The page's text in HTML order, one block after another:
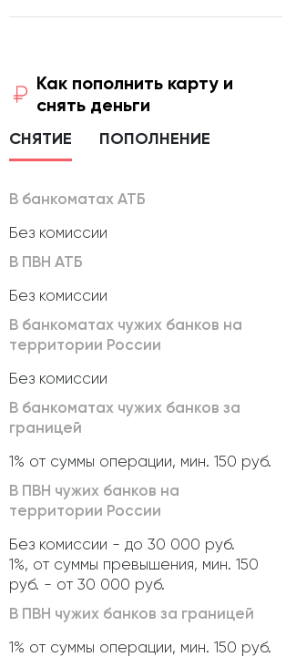
Как пополнить карту и
снять деньги
СНЯТИЕ ПОПОЛНЕНИЕ
В банкоматах АТБ
Без комиссии
В ПВН АТБ
Без комиссии
В банкоматах чужих банков на
территории России
Без комиссии
В банкоматах чужих банков за
границей
1% от суммы операции, мин. 150 руб.
В ПВН чужих банков на
территории России
Без комиссии - до 30 000 руб.
1%, от суммы превышения, мин. 150
руб. - от 30 000 руб.
В ПВН чужих банков за границей
1% от суммы операции, мин. 150 руб.